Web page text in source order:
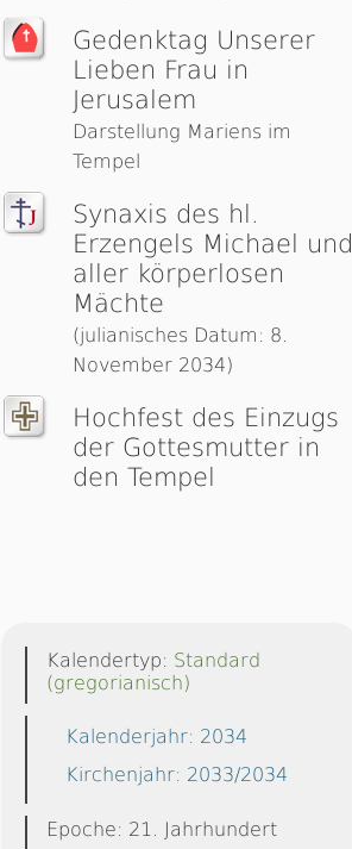
Gedenktag Unserer
Lieben Frau in
Jerusalem
Darstellung Mariens im
Tempel
Synaxis des hl.
Erzengels Michael und
aller körperlosen
Mächte
(julianisches Datum: 8.
November 2034)
Hochfest des Einzugs
der Gottesmutter in
den Tempel
Kalendertyp: Standard
(gregorianisch)
Kalenderjahr: 2034
Kirchenjahr: 2033/2034
Epoche: 21. Jahrhundert